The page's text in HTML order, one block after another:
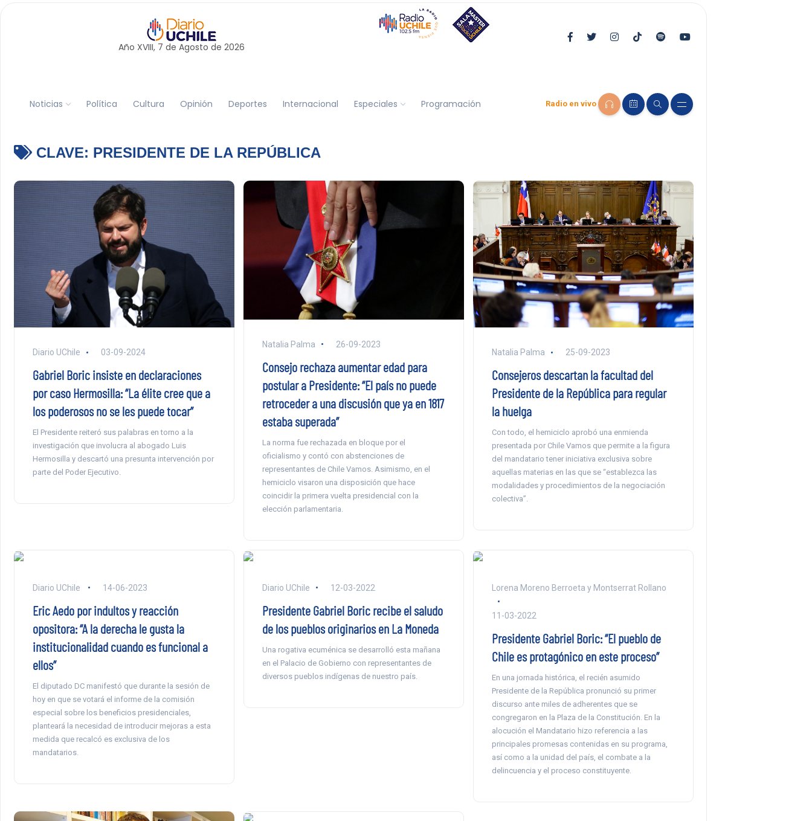
Año XVIII, 7 de Agosto de 2026
Noticias Política Cultura Opinión Deportes Internacional Especiales Programación Radio en vivo
CLAVE: PRESIDENTE DE LA REPÚBLICA
Diario UChile 03-09-2024
Gabriel Boric insiste en declaraciones
por caso Hermosilla: “La élite cree que a
los poderosos no se les puede tocar”
El Presidente reiteró sus palabras en torno a la
investigación que involucra al abogado Luis
Hermosilla y descartó una presunta intervención por
parte del Poder Ejecutivo.
Natalia Palma 26-09-2023
Consejo rechaza aumentar edad para
postular a Presidente: “El país no puede
retroceder a una discusión que ya en 1817
estaba superada”
La norma fue rechazada en bloque por el
oficialismo y contó con abstenciones de
representantes de Chile Vamos. Asimismo, en el
hemiciclo visaron una disposición que hace
coincidir la primera vuelta presidencial con la
elección parlamentaria.
Natalia Palma 25-09-2023
Consejeros descartan la facultad del
Presidente de la República para regular
la huelga
Con todo, el hemiciclo aprobó una enmienda
presentada por Chile Vamos que permite a la figura
del mandatario tener iniciativa exclusiva sobre
aquellas materias en las que se “establezca las
modalidades y procedimientos de la negociación
colectiva”.
Diario UChile 14-06-2023
Eric Aedo por indultos y reacción
opositora: “A la derecha le gusta la
institucionalidad cuando es funcional a
ellos”
El diputado DC manifestó que durante la sesión de
hoy en que se votará el informe de la comisión
especial sobre los beneficios presidenciales,
planteará la necesidad de introducir mejoras a esta
medida que recalcó es exclusiva de los
mandatarios.
Diario UChile 12-03-2022
Presidente Gabriel Boric recibe el saludo
de los pueblos originarios en La Moneda
Una rogativa ecuménica se desarrolló esta mañana
en el Palacio de Gobierno con representantes de
diversos pueblos indígenas de nuestro país.
Lorena Moreno Berroeta y Montserrat Rollano
11-03-2022
Presidente Gabriel Boric: “El pueblo de
Chile es protagónico en este proceso”
En una jornada histórica, el recién asumido
Presidente de la República pronunció su primer
discurso ante miles de adherentes que se
congregaron en la Plaza de la Constitución. En la
alocución el Mandatario hizo referencia a las
principales promesas contenidas en su programa,
así como a la unidad del país, el combate a la
delincuencia y el proceso constituyente.